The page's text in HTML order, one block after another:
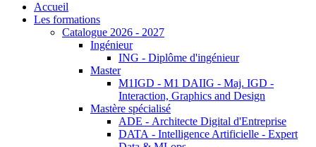
Accueil
Les formations
Catalogue 2026 - 2027
Ingénieur
ING - Diplôme d'ingénieur
Master
M1IGD - M1 DAIIG - Maj. IGD -
Interaction, Graphics and Design
Mastère spécialisé
ADE - Architecte Digital d'Entreprise
DATA - Intelligence Artificielle - Expert